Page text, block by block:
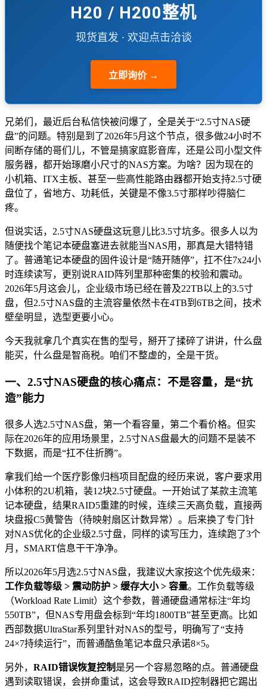
H20 / H200整机
现货直发 · 欢迎点击洽谈
立即询价 →
兄弟们，最近后台私信快被问爆了，全是关于“2.5寸NAS硬
盘”的问题。特别是到了2026年5月这个节点，很多做24小时不
间断存储的哥们儿，不管是搞家庭影音库，还是公司小型文件
服务器，都开始琢磨小尺寸的NAS方案。为啥？因为现在的
小机箱、ITX主板、甚至一些高性能路由器都开始支持2.5寸硬
盘位了，省地方、功耗低，关键是不像3.5寸那样吵得脑仁
疼。
但说实话，2.5寸NAS硬盘这玩意儿比3.5寸坑多。很多人以为
随便找个笔记本硬盘塞进去就能当NAS用，那真是大错特错
了。普通笔记本硬盘的固件设计是“随开随停”，扛不住7x24小
时连续读写，更别说RAID阵列里那种密集的校验和震动。
2026年5月这会儿，企业级市场已经在普及22TB以上的3.5寸
盘，但2.5寸NAS盘的主流容量依然卡在4TB到6TB之间，技术
壁垒明显，选型更要小心。
今天我就拿几个真实在售的型号，掰开了揉碎了讲讲，什么盘
能买，什么盘是智商税。咱们不整虚的，全是干货。
一、2.5寸NAS硬盘的核心痛点：不是容量，是“抗
造”能力
很多人选2.5寸NAS盘，第一个看容量，第二个看价格。但实
际在2026年的应用场景里，2.5寸NAS盘最大的问题不是装不
下数据，而是“扛不住折腾”。
拿我们给一个医疗影像归档项目配盘的经历来说，客户要求用
小体积的2U机箱，装12块2.5寸硬盘。一开始试了某款主流笔
记本硬盘，结果RAID5重建的时候，连续三天高负载，直接两
块盘报C5黄警告（待映射扇区计数异常）。后来换了专门针
对NAS优化的企业级2.5寸盘，同样的读写压力，连续跑了3个
月，SMART信息干干净净。
所以2026年5月选2.5寸NAS盘，我建议大家按这个优先级来：
工作负载等级 > 震动防护 > 缓存大小 > 容量。工作负载等级
（Workload Rate Limit）这个参数，普通硬盘通常标注“年均
550TB”，但NAS专用盘会标到“年均1800TB”甚至更高。比如
西部数据UltraStar系列里针对NAS的型号，明确写了“支持
24×7持续运行”，而普通酷鱼笔记本盘只承诺8×5。
另外， RAID错误恢复控制 是另一个容易忽略的点。普通硬盘
遇到读取错误，会拼命重试，这会导致RAID控制器把它踢出